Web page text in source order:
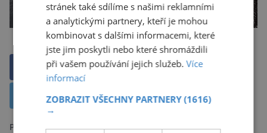
Sdílet na Facebooku
Sdílet na X
Předchozí článek
stránek také sdílíme s našimi reklamními
a analytickými partnery, kteří je mohou
kombinovat s dalšími informacemi, které
jste jim poskytli nebo které shromáždili
při vašem používání jejich služeb.Více
informací
ZOBRAZIT VŠECHNY PARTNERY(1616)
→